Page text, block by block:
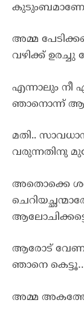
അമ്മ
വഴിക്ക് ഉരച്ചു
എന്നാലും നീ
ഞാനൊന്ന്
മതി..
വരുന്നതിനു
അതൊക്കെ
ആരോട്
ഞാനെ
അമ്മ